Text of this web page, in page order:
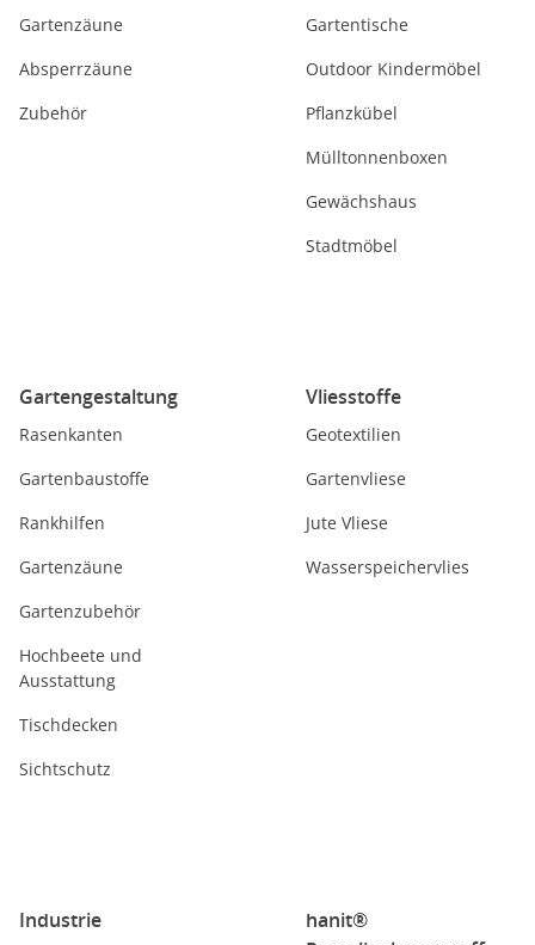
Gartenzäune
Absperrzäune
Zubehör
Gartentische
Outdoor Kindermöbel
Pflanzkübel
Mülltonnenboxen
Gewächshaus
Stadtmöbel
Gartengestaltung
Rasenkanten
Gartenbaustoffe
Rankhilfen
Gartenzäune
Gartenzubehör
Hochbeete und
Ausstattung
Tischdecken
Sichtschutz
Vliesstoffe
Geotextilien
Gartenvliese
Jute Vliese
Wasserspeichervlies
Industrie
hanit®